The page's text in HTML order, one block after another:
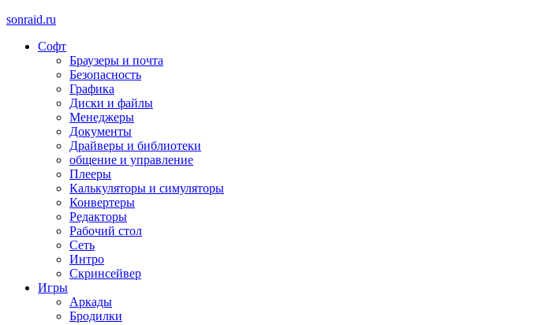
sonraid.ru
Скачивай программы, мини игры
Софт
Браузеры и почта
Безопасность
Графика
Диски и файлы
Менеджеры
Документы
Драйверы и библиотеки
общение и управление
Плееры
Калькуляторы и симуляторы
Конвертеры
Редакторы
Рабочий стол
Сеть
Интро
Скринсейвер
Игры
Аркады
Бродилки